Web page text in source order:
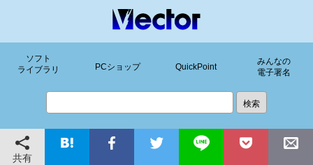
ソフト
ライブラリ
PCショップ QuickPoint
みんなの
電子署名
共有